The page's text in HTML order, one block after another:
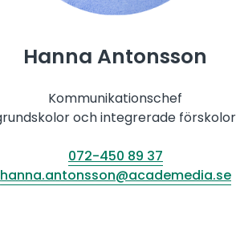
Hanna Antonsson
Kommunikationschef
och integrerade förskolor
072-450 89 37
hanna.antonsson@academedia.se